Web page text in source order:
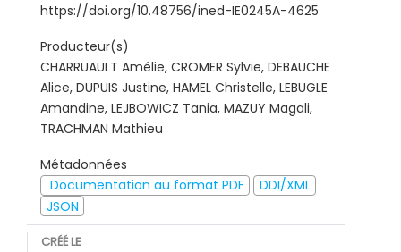
https://doi.org/10.48756/ined-IE0245A-4625
Producteur(s)
CHARRUAULT Amélie, CROMER Sylvie, DEBAUCHE
Alice, DUPUIS Justine, HAMEL Christelle, LEBUGLE
Amandine, LEJBOWICZ Tania, MAZUY Magali,
TRACHMAN Mathieu
Métadonnées
Documentation au format PDF
DDI/XML
JSON
CRÉÉ LE